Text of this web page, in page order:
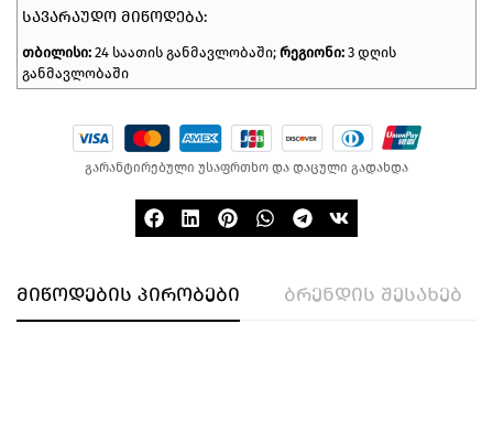
ᲡᲐᲕᲐᲠᲐᲣᲓᲝ ᲛᲘᲬᲝᲓᲔᲑᲐ:
თბილისი: 24 საათის განმავლობაში; რეგიონი: 3 დღის
განმავლობაში
გარანტირებული უსაფრთხო და დაცული გადახდა
მიწოდების პირობები ბრენდის შესახებ